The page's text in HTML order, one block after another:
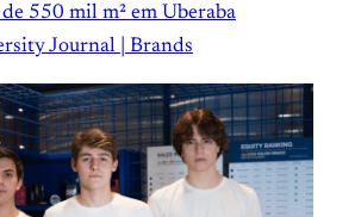
550 mil m² em Uberaba
Journal | Brands